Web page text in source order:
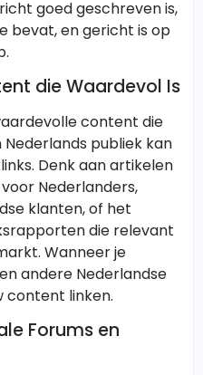
goed geschreven is,
bevat, en gericht is op
die Waardevol Is
content die
publiek kan
Denk aan artikelen
Nederlanders,
klanten, of het
die relevant
Wanneer je
andere Nederlandse
content linken.
Forums en